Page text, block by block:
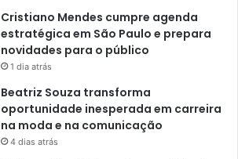
Cristiano Mendes cumpre agenda
estratégica em São Paulo e prepara
novidades para o público
1 dia atrás
Beatriz Souza transforma
oportunidade inesperada em carreira
na moda e na comunicação
4 dias atrás